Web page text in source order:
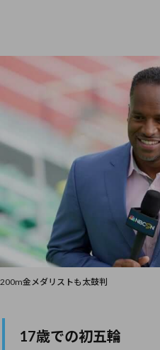
200m金メダリストも太鼓判
17歳での初五輪